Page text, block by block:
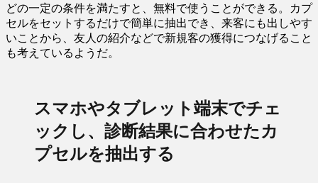
どの一定の条件を満たすと、無料で使うことができる。カプ
セルをセットするだけで簡単に抽出でき、来客にも出しやす
いことから、友人の紹介などで新規客の獲得につなげること
も考えているようだ。
スマホやタブレット端末でチェ
ックし、診断結果に合わせたカ
プセルを抽出する